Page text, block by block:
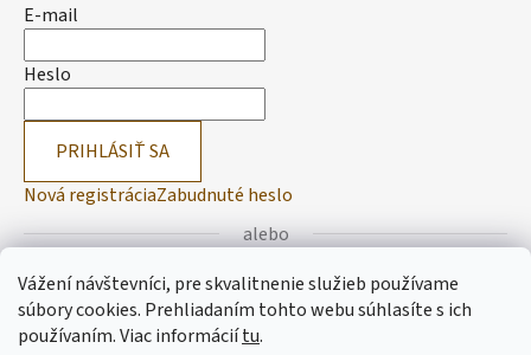
Vážení návštevníci, pre skvalitnenie služieb používame
súbory cookies. Prehliadaním tohto webu súhlasíte s ich
používaním.Viac informáciítu.
E-mail
Heslo
PRIHLÁSIŤ SA
Nová registráciaZabudnuté heslo
alebo
Prihlásiť sa cez Facebook
Prihlásiť sa cez Google